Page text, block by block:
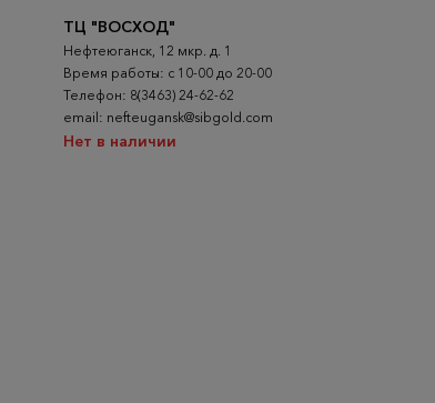
ТЦ "ВОСХОД"
Нефтеюганск, 12 мкр. д. 1
Время работы: с 10-00 до 20-00
Телефон: 8(3463) 24-62-62
email: nefteugansk@sibgold.com
Нет в наличии